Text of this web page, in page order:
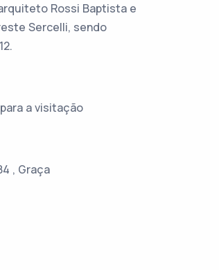
Rossi Baptista e
Sercelli, sendo
a visitação
, Graça